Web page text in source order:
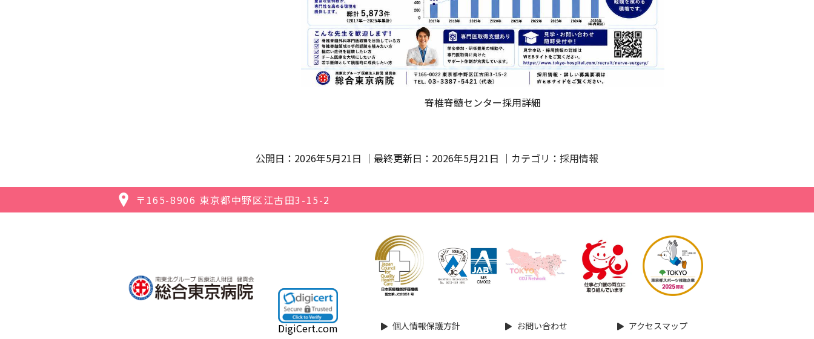
脊椎脊髄センター採用詳細
公開日：2026年5月21日 ｜最終更新日： 2026年5月21日 ｜カテゴリ： 採用情報
〒165-8906 東京都中野区江古田3-15-2
DigiCert.com 個人情報保護方針 お問い合わせ アクセスマップ